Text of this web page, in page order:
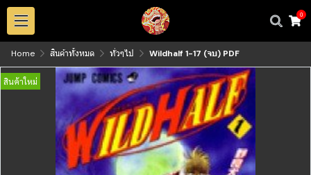
0
Home สินค้าทั้งหมด ทั่วๆไป Wildhalf 1-17 (จบ) PDF
สินค้าใหม่